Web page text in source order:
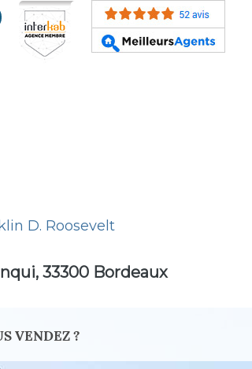
D. Roosevelt
33300 Bordeaux
VENDEZ ?